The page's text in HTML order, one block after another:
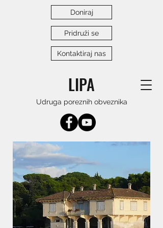
LIPA
Udruga poreznih obveznika
Doniraj
Pridruži se
Kontaktiraj nas